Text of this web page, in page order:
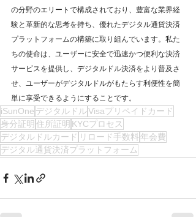
の分野のエリートで構成されており、豊富な業界経
験と革新的な思考を持ち、優れたデジタル通貨決済
プラットフォームの構築に取り組んでいます。私た
ちの使命は、ユーザーに安全で迅速かつ便利な決済
サービスを提供し、デジタルドル決済をより普及さ
せ、ユーザーがデジタルドルがもたらす利便性を簡
単に享受できるようにすることです。
iSunOne デジタルドルVisaプリペイドカード
身分証明 住所証明 KYCプロセス
デジタルドルカード リロード手数料年会費
デジタル通貨決済プラットフォーム